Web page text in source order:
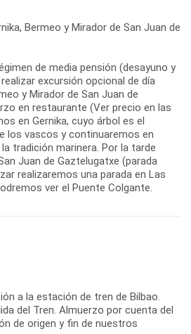
Bermeo y Mirador de San Juan de
de media pensión (desayuno y
excursión opcional de día
y Mirador de San Juan de
en restaurante (Ver precio en las
en Gernika, cuyo árbol es el
los vascos y continuaremos en
tradición marinera. Por la tarde
Juan de Gaztelugatxe (parada
realizaremos una parada en Las
ver el Puente Colgante.
a la estación de tren de Bilbao.
del Tren. Almuerzo por cuenta del
de origen y fin de nuestros